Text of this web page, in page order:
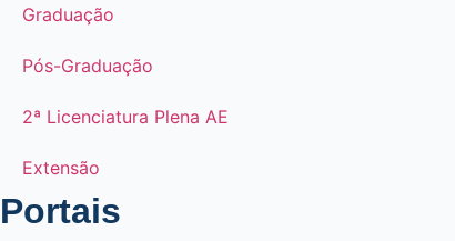
Graduação
Pós-Graduação
2ª Licenciatura Plena AE
Extensão
Portais